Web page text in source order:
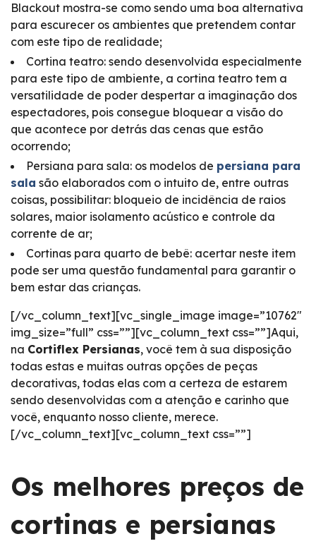
Blackout mostra-se como sendo uma boa alternativa
para escurecer os ambientes que pretendem contar
com este tipo de realidade;
Cortina teatro: sendo desenvolvida especialmente
para este tipo de ambiente, a cortina teatro tem a
versatilidade de poder despertar a imaginação dos
espectadores, pois consegue bloquear a visão do
que acontece por detrás das cenas que estão
ocorrendo;
Persiana para sala: os modelos de persiana para
sala são elaborados com o intuito de, entre outras
coisas, possibilitar: bloqueio de incidência de raios
solares, maior isolamento acústico e controle da
corrente de ar;
Cortinas para quarto de bebê: acertar neste item
pode ser uma questão fundamental para garantir o
bem estar das crianças.
[/vc_column_text][vc_single_image image=”10762″
img_size=”full” css=””][vc_column_text css=””]Aqui,
na Cortiflex Persianas, você tem à sua disposição
todas estas e muitas outras opções de peças
decorativas, todas elas com a certeza de estarem
sendo desenvolvidas com a atenção e carinho que
você, enquanto nosso cliente, merece.
[/vc_column_text][vc_column_text css=””]
Os melhores preços de
cortinas e persianas